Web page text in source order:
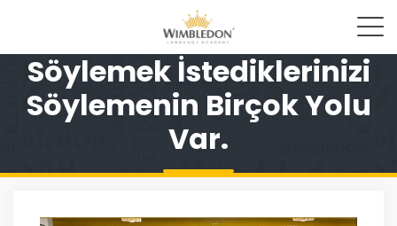
Söylemek İstediklerinizi
Söylemenin Birçok Yolu
Var.